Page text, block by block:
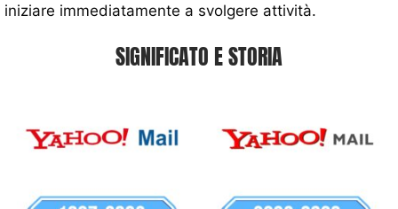
iniziare immediatamente a svolgere attività.
SIGNIFICATO E STORIA